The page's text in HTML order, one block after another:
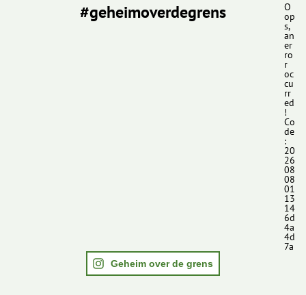
#geheimoverdegrens O
op
s,
an
er
ro
r
oc
cu
rr
ed
!
Co
de
:
20
26
08
08
01
13
14
6d
4a
4d
7a
Geheim over de grens